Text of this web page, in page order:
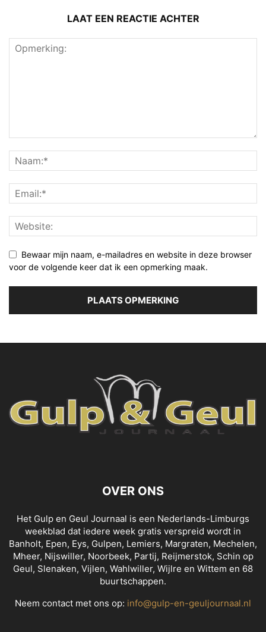
LAAT EEN REACTIE ACHTER
Bewaar mijn naam, e-mailadres en website in deze browser
voor de volgende keer dat ik een opmerking maak.
OVER ONS
Het Gulp en Geul Journaal is een Nederlands-Limburgs
weekblad dat iedere week gratis verspreid wordt in
Banholt, Epen, Eys, Gulpen, Lemiers, Margraten, Mechelen,
Mheer, Nijswiller, Noorbeek, Partij, Reijmerstok, Schin op
Geul, Slenaken, Vijlen, Wahlwiller, Wijlre en Wittem en 68
buurtschappen.
Neem contact met ons op: info@gulp-en-geuljournaal.nl